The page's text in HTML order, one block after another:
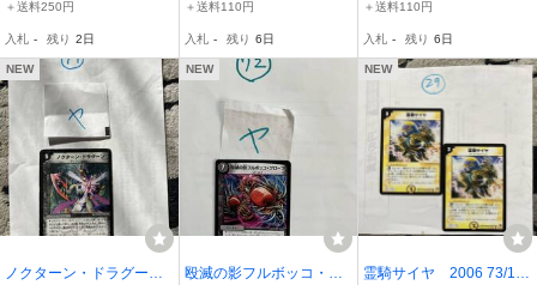
電・ドラゴン』
＋送料250円
入札 - 残り 2日
ット
＋送料110円
入札 - 残り 6日
＋送料110円
入札 - 残り 6日
NEW
ノクターン・ドラグー
NEW
殴滅の影フルボッコ・グ
NEW
霊騎サイヤ 2006 73/11